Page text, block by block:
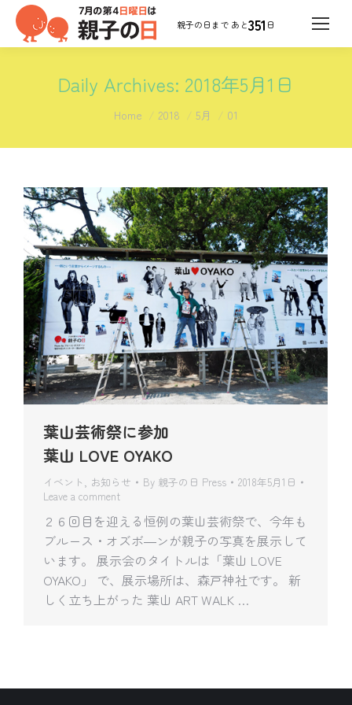
351 日
Daily Archives: 2018年5月1日
You are here:
Home 2018 5月 01
葉山芸術祭に参加
葉山 LOVE OYAKO
イベント , お知らせ By 親子の日 Press
2018年5月1日
Leave a comment
２６回目を迎える恒例の葉山芸術祭で、今年も
ブルース・オズボ―ンが親子の写真を展示して
います。 展示会のタイトルは「葉山 LOVE
OYAKO」 で、展示場所は、森戸神社です。 新
しく立ち上がった 葉山 ART WALK …